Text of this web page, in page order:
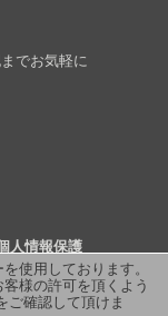
使用しております。
様の許可を頂くよう
ご確認して頂けま
でお気軽に
人情報保護
わせ RSS